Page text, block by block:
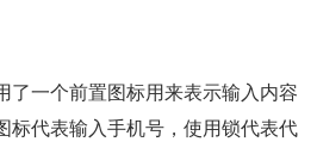
了一个前置图标用来表示输入内容
标代表输入手机号，使用锁代表代